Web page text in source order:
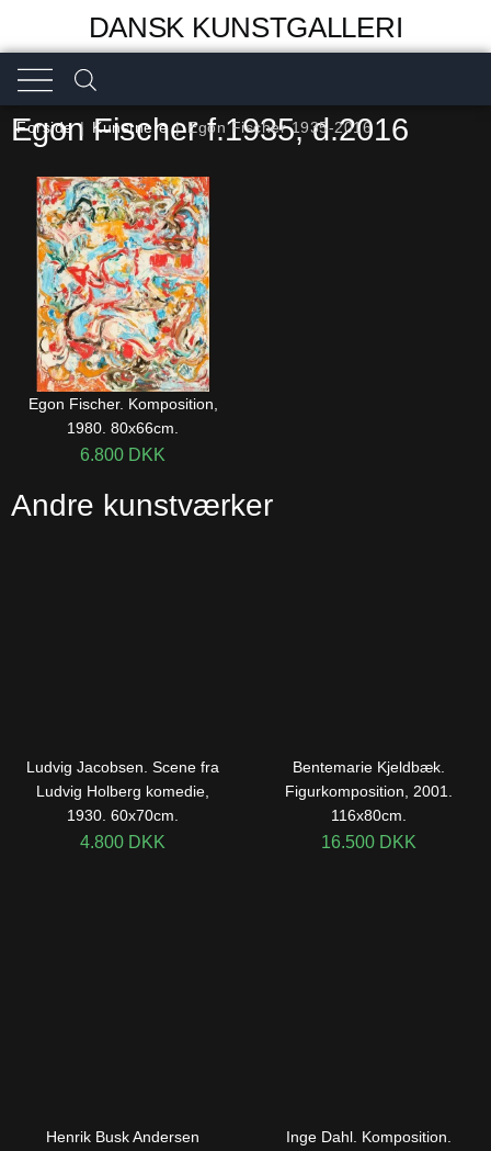
DANSK KUNSTGALLERI
Forside| Kunstnere|Egon Fischer 1935-2016
Egon Fischer f.1935, d.2016
Egon Fischer. Komposition,
1980. 80x66cm.
6.800 DKK
Andre kunstværker
Ludvig Jacobsen. Scene fra
Ludvig Holberg komedie,
1930. 60x70cm.
4.800 DKK
Bentemarie Kjeldbæk.
Figurkomposition, 2001.
116x80cm.
16.500 DKK
Henrik Busk Andersen
Inge Dahl. Komposition.